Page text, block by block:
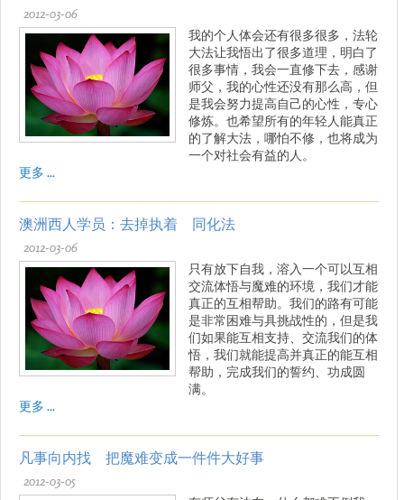
2012-03-06
我的个人体会还有很多很多，法轮
大法让我悟出了很多道理，明白了
很多事情，我会一直修下去，感谢
师父，我的心性还没有那么高，但
是我会努力提高自己的心性，专心
修炼。也希望所有的年轻人能真正
的了解大法，哪怕不修，也将成为
一个对社会有益的人。
更多 ...
澳洲西人学员：去掉执着 同化法
2012-03-06
只有放下自我，溶入一个可以互相
交流体悟与魔难的环境，我们才能
真正的互相帮助。我们的路有可能
是非常困难与具挑战性的，但是我
们如果能互相支持、交流我们的体
悟，我们就能提高并真正的能互相
帮助，完成我们的誓约、功成圆
满。
更多 ...
凡事向内找 把魔难变成一件件大好事
2012-03-05